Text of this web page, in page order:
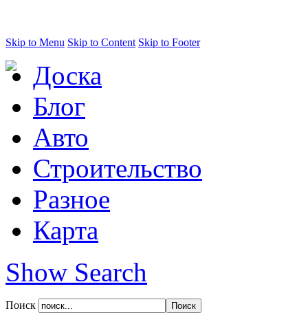
Skip to Menu Skip to Content Skip to Footer
Доска
Блог
Авто
Строительство
Разное
Карта
Show Search
Поиск